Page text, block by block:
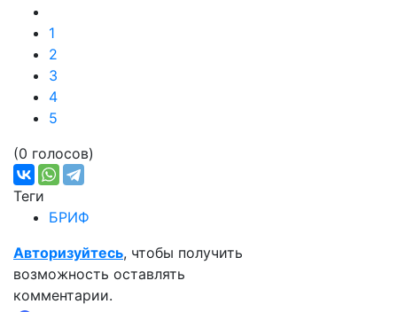
1
2
3
4
5
(0 голосов)
Теги
БРИФ
Авторизуйтесь, чтобы получить
возможность оставлять
комментарии.